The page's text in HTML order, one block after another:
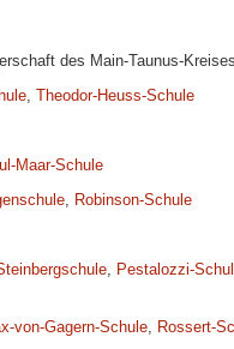
des Main-Taunus-
, Theodor-Heuss-Schule
Maar-Schule
, Robinson-Schule
, Pestalozzi-
von-Gagern-Schule, Rossert-